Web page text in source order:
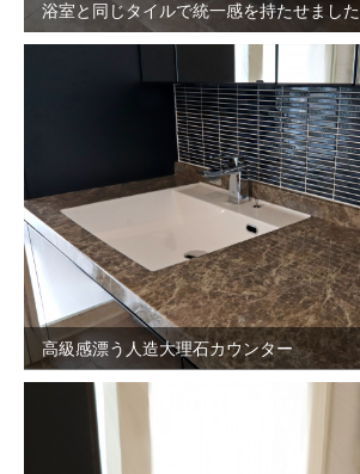
浴室と同じタイルで統一感を持たせました
高級感漂う人造大理石カウンター